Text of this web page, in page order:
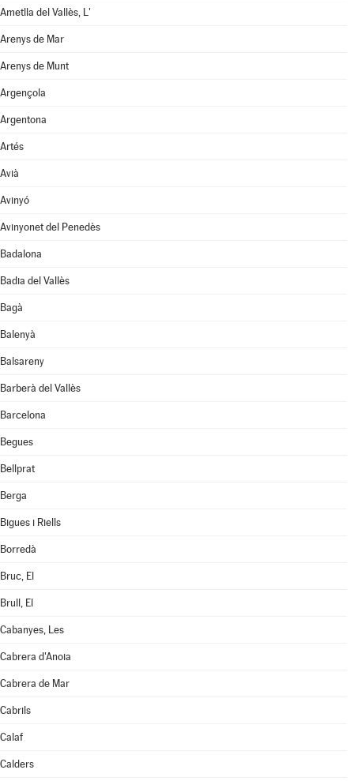
Ametlla del Vallès, L'
Arenys de Mar
Arenys de Munt
Argençola
Argentona
Artés
Avià
Avinyó
Avinyonet del Penedès
Badalona
Badia del Vallès
Bagà
Balenyà
Balsareny
Barberà del Vallès
Barcelona
Begues
Bellprat
Berga
Bigues i Riells
Borredà
Bruc, El
Brull, El
Cabanyes, Les
Cabrera d'Anoia
Cabrera de Mar
Cabrils
Calaf
Calders